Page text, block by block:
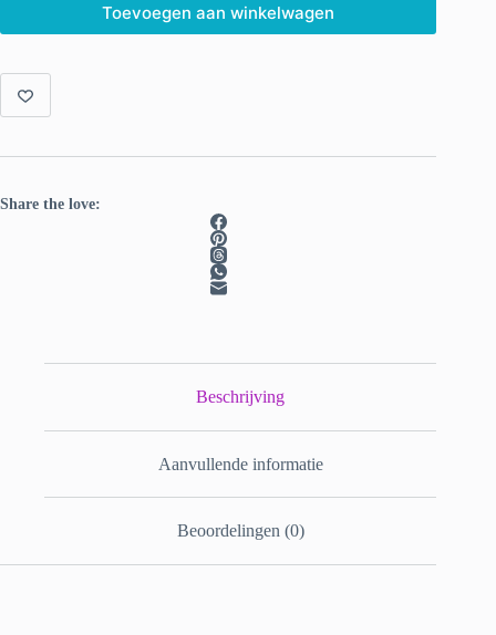
Toevoegen aan winkelwagen
Share the love:
Beschrijving
Aanvullende informatie
Beoordelingen (0)